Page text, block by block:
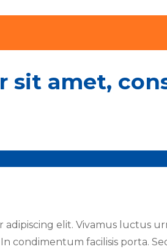
sit amet,
elit. Vivamus luctus
condimentum facilisis porta.